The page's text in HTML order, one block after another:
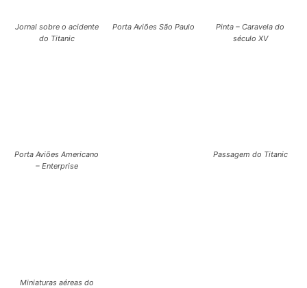
Jornal sobre o acidente
do Titanic
Porta Aviões São Paulo
Pinta – Caravela do
século XV
Porta Aviões Americano
– Enterprise
Passagem do Titanic
Miniaturas aéreas do